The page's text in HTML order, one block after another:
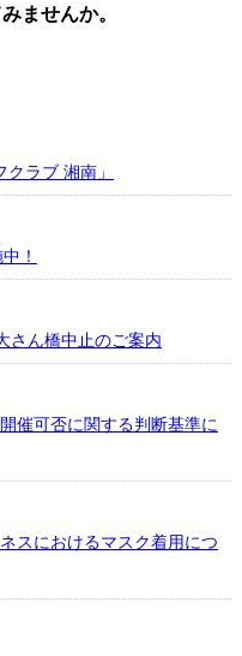
ませんか。
ラブ 湘南」
！
ん橋中止のご案内
催可否に関する判断基準に
スにおけるマスク着用につ